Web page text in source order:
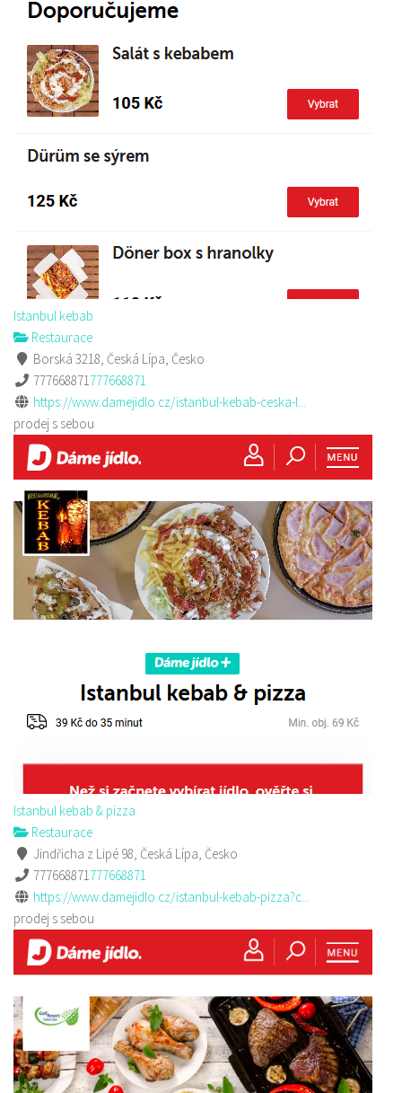
Istanbul kebab
Restaurace
Borská 3218, Česká Lípa, Česko
777668871777668871
https://www.damejidlo.cz/istanbul-kebab-ceska-l...
prodej s sebou
Istanbul kebab & pizza
Restaurace
Jindřicha z Lipé 98, Česká Lípa, Česko
777668871777668871
https://www.damejidlo.cz/istanbul-kebab-pizza?c...
prodej s sebou